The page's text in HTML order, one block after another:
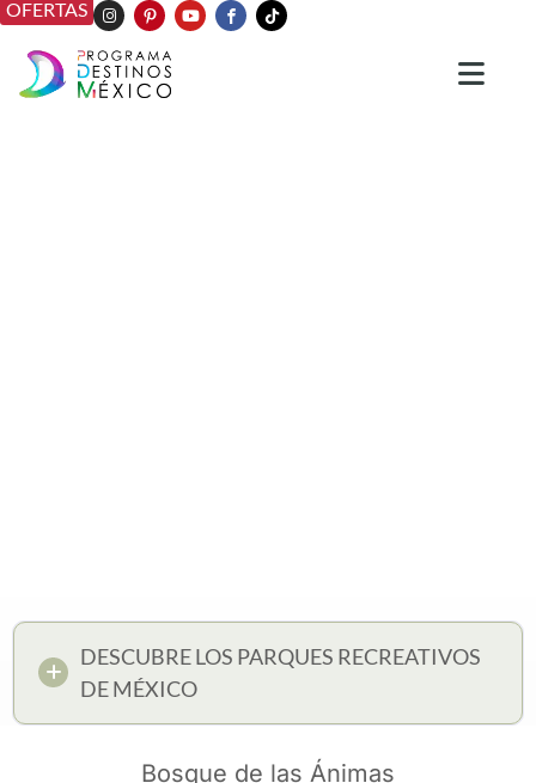
OFERTAS
DESCUBRE LOS PARQUES RECREATIVOS
DE MÉXICO
Bosque de las Ánimas